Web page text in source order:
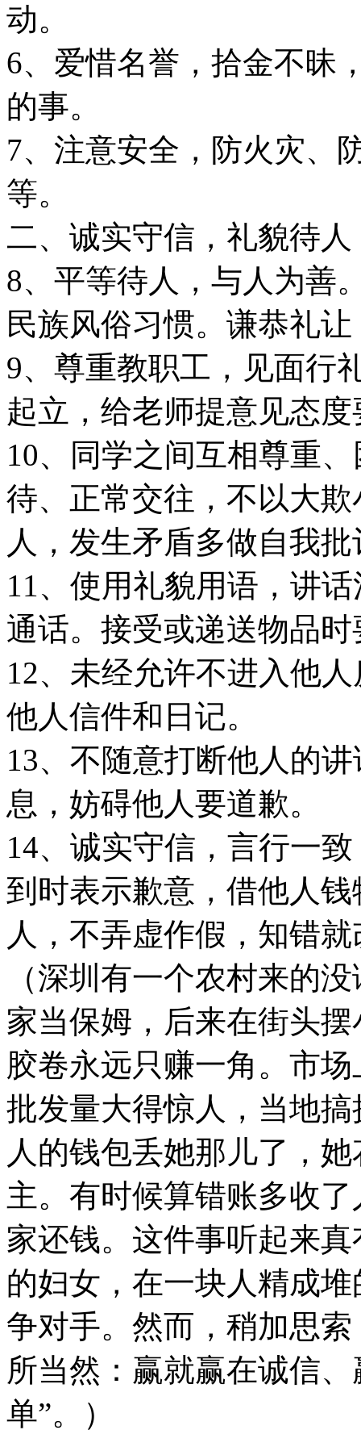
动。
6、爱惜名誉，拾金不昧
的事。
7、注意安全，防火灾、
等。
二、诚实守信，礼貌待人
8、平等待人，与人为善
民族风俗习惯。谦恭礼
9、尊重教职工，见面行
起立，给老师提意见态
10、同学之间互相尊重
待、正常交往，不以大
人，发生矛盾多做自我批
11、使用礼貌用语，讲
通话。接受或递送物品
12、未经允许不进入他
他人信件和日记。
13、不随意打断他人的
息，妨碍他人要道歉。
14、诚实守信，言行一
到时表示歉意，借他人
人，不弄虚作假，知错就
（深圳有一个农村来的
家当保姆，后来在街头
胶卷永远只赚一角。市
批发量大得惊人，当地
人的钱包丢她那儿了，
主。有时候算错账多收
家还钱。这件事听起来
的妇女，在一块人精成
争对手。然而，稍加思
所当然：赢就赢在诚信
单”。）